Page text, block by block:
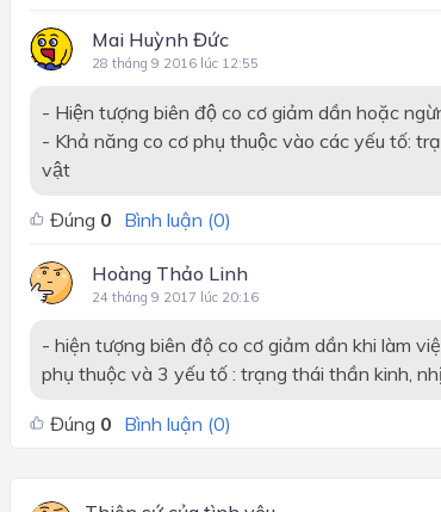
Mai Huỳnh Đức
28 tháng 9 2016 lúc 12:55
- Hiện tượng biên độ co cơ giảm dần hoặc
- Khả năng co cơ phụ thuộc vào các yếu tố:
vật
Đúng 0 Bình luận (0)
Hoàng Thảo Linh
24 tháng 9 2017 lúc 20:16
- hiện tượng biên độ co cơ giảm dần khi làm
phụ thuộc và 3 yếu tố : trạng thái thần kinh,
Đúng 0 Bình luận (0)